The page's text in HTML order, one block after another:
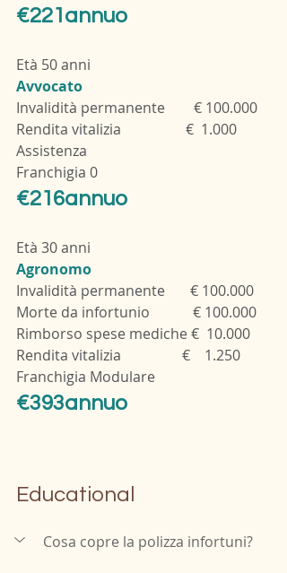
€221annuo
Età 50 anni
Avvocato
Invalidità permanente        € 100.000
Rendita vitalizia                  €  1.000
Assistenza
Franchigia 0
€216annuo
Età 30 anni
Agronomo
Invalidità permanente       € 100.000
Morte da infortunio            € 100.000
Rimborso spese mediche €  10.000
Rendita vitalizia                 €    1.250
Franchigia Modulare
€393annuo
Educational
Cosa copre la polizza infortuni?